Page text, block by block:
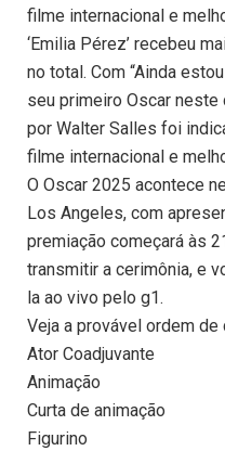
filme internacional e
‘Emilia Pérez’ recebeu
no total. Com “Ainda
seu primeiro Oscar neste
por Walter Salles foi
filme internacional e
O Oscar 2025 acontece
Los Angeles, com
premiação começará às
transmitir a cerimônia, e
la ao vivo pelo g1.
Veja a provável ordem
Ator Coadjuvante
Animação
Curta de animação
Figurino